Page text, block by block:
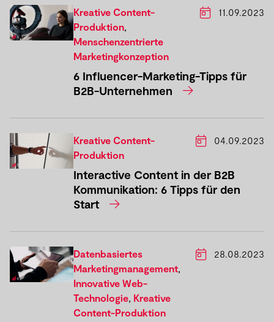
Kreative Content-
Produktion,
Menschenzentrierte
Marketingkonzeption
11.09.2023
6 Influencer-Marketing-Tipps für
B2B-Unternehmen
Kreative Content-
Produktion
04.09.2023
Interactive Content in der B2B
Kommunikation: 6 Tipps für den
Start
Datenbasiertes
Marketingmanagement,
Innovative Web-
Technologie, Kreative
Content-Produktion
28.08.2023